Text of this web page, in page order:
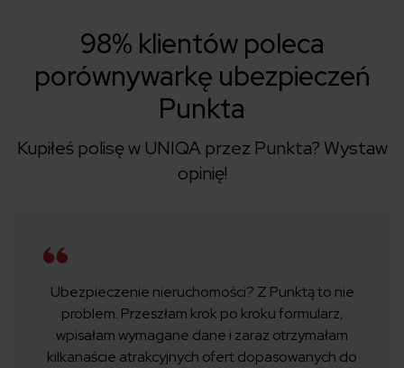
98% klientów poleca
porównywarkę ubezpieczeń
Punkta
Kupiłeś polisę w UNIQA przez Punkta? Wystaw
opinię!
Ubezpieczenie nieruchomości? Z Punktą to nie
problem. Przeszłam krok po kroku formularz,
wpisałam wymagane dane i zaraz otrzymałam
kilkanaście atrakcyjnych ofert dopasowanych do